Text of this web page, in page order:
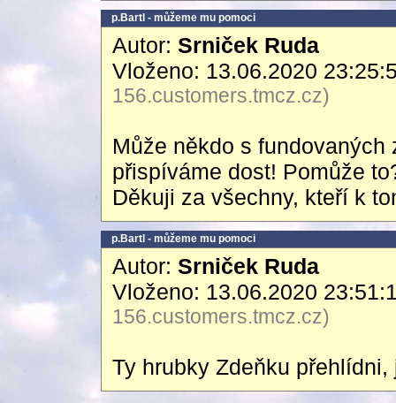
p.Bartl - můžeme mu pomoci
Autor: Srniček Ruda
Vloženo: 13.06.2020
156.customers.tmcz.cz)
Může někdo s
přispíváme dost! Pomůže
Děkuji za všechny, kteří k
p.Bartl - můžeme mu pomoci
Autor: Srniček Ruda
Vloženo: 13.06.2020
156.customers.tmcz.cz)
Ty hrubky Zdeňku